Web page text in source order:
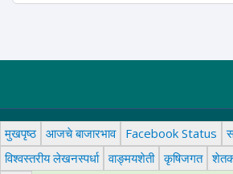
मुखपृष्ठ आजचे बाजारभाव Facebook Status
विश्वस्तरीय लेखनस्पर्धा वाङ्मयशेती कृषिजगत